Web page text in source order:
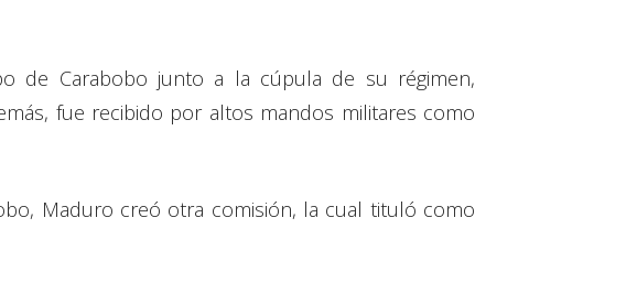
de Carabobo junto a la cúpula de su régimen,
fue recibido por altos mandos militares como
Maduro creó otra comisión, la cual tituló como